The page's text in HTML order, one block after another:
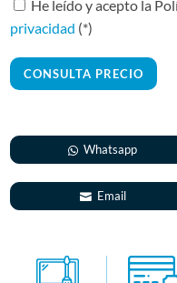
He leído y acepto la
privacidad (*)
n
a
i
v
e
:
Whatsapp
Email